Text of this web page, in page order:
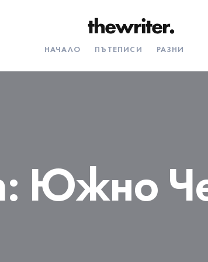
НАЧАЛО ПЪТЕПИСИ РАЗНИ
Южно